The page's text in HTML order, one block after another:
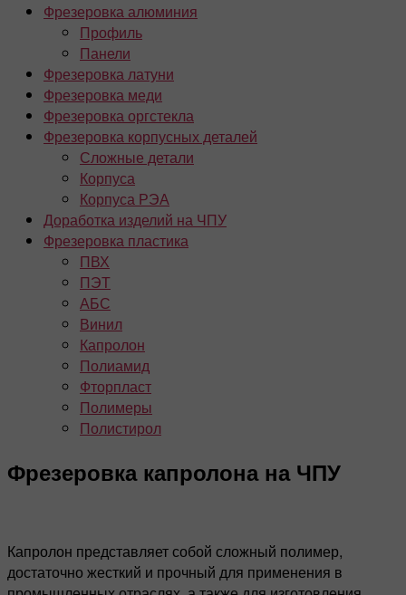
Фрезеровка алюминия
Профиль
Панели
Фрезеровка латуни
Фрезеровка меди
Фрезеровка оргстекла
Фрезеровка корпусных деталей
Сложные детали
Корпуса
Корпуса РЭА
Доработка изделий на ЧПУ
Фрезеровка пластика
ПВХ
ПЭТ
АБС
Винил
Капролон
Полиамид
Фторпласт
Полимеры
Полистирол
Фрезеровка капролона на ЧПУ
Капролон представляет собой сложный полимер,
достаточно жесткий и прочный для применения в